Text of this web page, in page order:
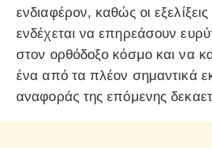
ενδιαφέρον, καθώς οι
ενδέχεται να επηρεάσουν
στον ορθόδοξο κόσμο και να
ένα από τα πλέον σημαντικά
αναφοράς της επόμενης